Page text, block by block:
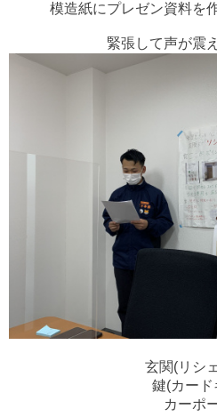
模造紙にプレゼン資料を
緊張して声が震
玄関(リシ
鍵(カード
カーポ